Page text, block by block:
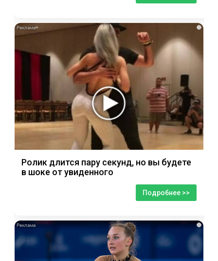
i
Ролик длится пару секунд, но вы будете
в шоке от увиденного
Подробнее >>
i